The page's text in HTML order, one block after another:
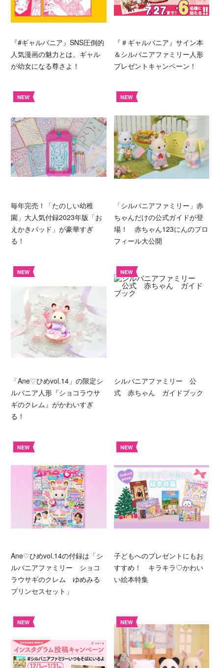
『#ギャルバニア』SNS圧倒的
人気漫画の魅力とは。ギャル
が幼女になる尊さよ！
『＃ギャルバニア』サイン本
＆シルバニアファミリー人形
プレゼントキャンペーン！
NEW
毎年完売！「たのしい幼稚
園」大人気付録2023年版「お
えかきパッド」が豪華すぎ
る！
NEW
「シルバニアファミリー」赤
ちゃんだけの公式ガイドが登
場！ 赤ちゃん123にんのプロ
フィール大公開
NEW
「Ane♡ひめvol.14」の限定シ
ルバニア人形『ショコラウサ
ギのクレム』がかわいすぎ
る！
NEW
シルバニアファミリー 公
式 赤ちゃん ガイドブック
NEW
Ane♡ひめvol.14の付録は「シ
ルバニアファミリー ショコ
ラウサギのクレム ゆめみる
プリンセスセット」
NEW
子どもへのプレゼントにもお
すすめ！ キラキラ♡かわい
い絵本特集
NEW NEW